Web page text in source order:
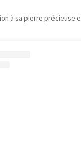
à sa pierre précieuse